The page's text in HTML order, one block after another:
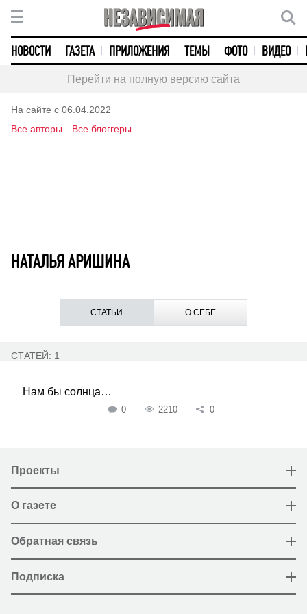
НОВОСТИ ГАЗЕТА ПРИЛОЖЕНИЯ ТЕМЫ ФОТО ВИДЕО
Перейти на полную версию сайта
На сайте с 06.04.2022
Все авторы
Все блоггеры
НАТАЛЬЯ АРИШИНА
СТАТЬИ О СЕБЕ
СТАТЕЙ: 1
Нам бы солнца…
0 2210 0
Проекты
О газете
Обратная связь
Подписка